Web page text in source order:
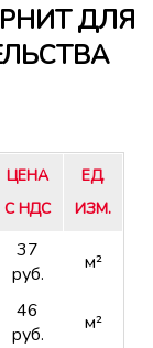
ДЛЯ
ЦЕНА
С НДС
ЕД.
ИЗМ.
37
руб.
м²
46
руб.
м²